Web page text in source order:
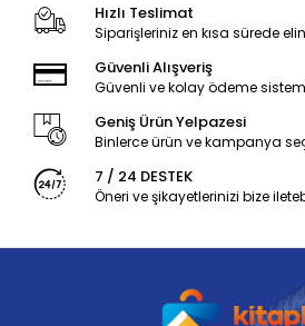
Hızlı Teslimat
Siparişleriniz en kısa sürede
Güvenli Alışveriş
Güvenli ve kolay ödeme
Geniş Ürün Yelpazesi
Binlerce ürün ve kampanya
7 / 24 DESTEK
Öneri ve şikayetlerinizi bize